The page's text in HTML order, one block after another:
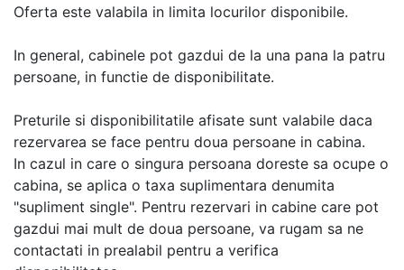
Oferta este valabila in limita locurilor disponibile.
In general, cabinele pot gazdui de la una pana la patru
persoane, in functie de disponibilitate.
Preturile si disponibilitatile afisate sunt valabile daca
rezervarea se face pentru doua persoane in cabina.
In cazul in care o singura persoana doreste sa ocupe o
cabina, se aplica o taxa suplimentara denumita
"supliment single". Pentru rezervari in cabine care pot
gazdui mai mult de doua persoane, va rugam sa ne
contactati in prealabil pentru a verifica